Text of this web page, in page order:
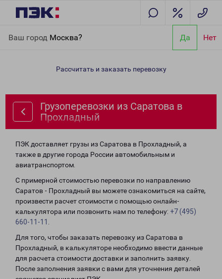
Ваш город Москва? Да Нет
Прохладный
Рассчитать и заказать перевозку
Грузоперевозки из Саратова в
Прохладный
ПЭК доставляет грузы из Саратова в Прохладный, а
также в другие города России автомобильным и
авиатранспортом.
С примерной стоимостью перевозки по направлению
Саратов - Прохладный вы можете ознакомиться на сайте,
произвести расчет стоимости с помощью онлайн-
калькулятора или позвонить нам по телефону: +7 (495)
660-11-11
Для того, чтобы заказать перевозку из Саратова в
Прохладный, в калькуляторе необходимо ввести данные
для расчета стоимости доставки и заполнить заявку.
После заполнения заявки с вами для уточнения деталей